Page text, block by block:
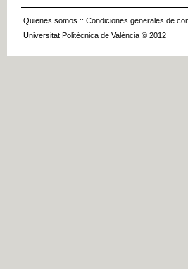
Quienes somos :: Condiciones generales de
Universitat Politècnica de València © 2012